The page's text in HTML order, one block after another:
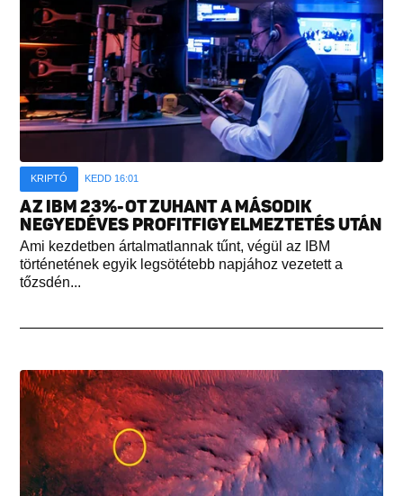
KRIPTÓ KEDD 16:01
AZ IBM 23%-OT ZUHANT A MÁSODIK
NEGYEDÉVES PROFITFIGYELMEZTETÉS UTÁN
Ami kezdetben ártalmatlannak tűnt, végül az IBM
történetének egyik legsötétebb napjához vezetett a
tőzsdén...